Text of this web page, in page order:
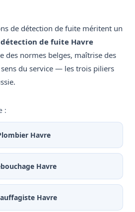
de détection de fuite méritent un
détection de fuite Havre
des normes belges, maîtrise des
du service — les trois piliers
:
Havre
Havre
Havre